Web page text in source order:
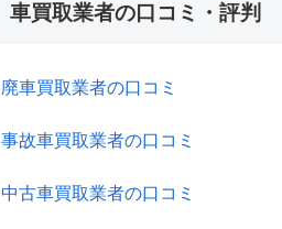
車買取業者の口コミ・評判
廃車買取業者の口コミ
事故車買取業者の口コミ
中古車買取業者の口コミ